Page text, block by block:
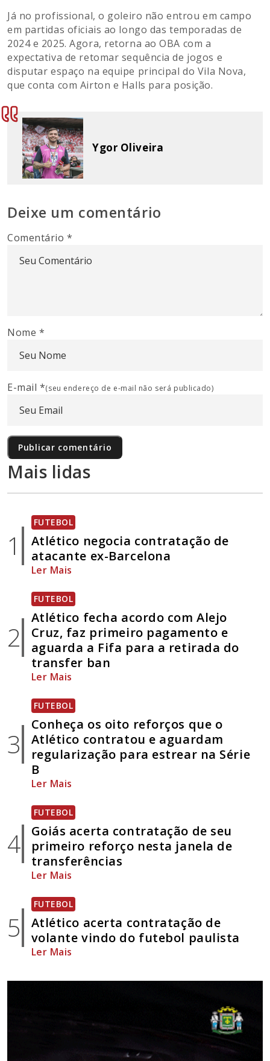
Já no profissional, o goleiro não entrou em campo
em partidas oficiais ao longo das temporadas de
2024 e 2025. Agora, retorna ao OBA com a
expectativa de retomar sequência de jogos e
disputar espaço na equipe principal do Vila Nova,
que conta com Airton e Halls para posição.
Ygor Oliveira
Deixe um comentário
Comentário*
Nome *
E-mail *(seu endereço de e-mail não será publicado)
Mais lidas
1
FUTEBOL
Atlético negocia contratação de
atacante ex-Barcelona
Ler Mais
2
FUTEBOL
Atlético fecha acordo com Alejo
Cruz, faz primeiro pagamento e
aguarda a Fifa para a retirada do
transfer ban
Ler Mais
3
FUTEBOL
Conheça os oito reforços que o
Atlético contratou e aguardam
regularização para estrear na Série
B
Ler Mais
4
FUTEBOL
Goiás acerta contratação de seu
primeiro reforço nesta janela de
transferências
Ler Mais
5
FUTEBOL
Atlético acerta contratação de
volante vindo do futebol paulista
Ler Mais